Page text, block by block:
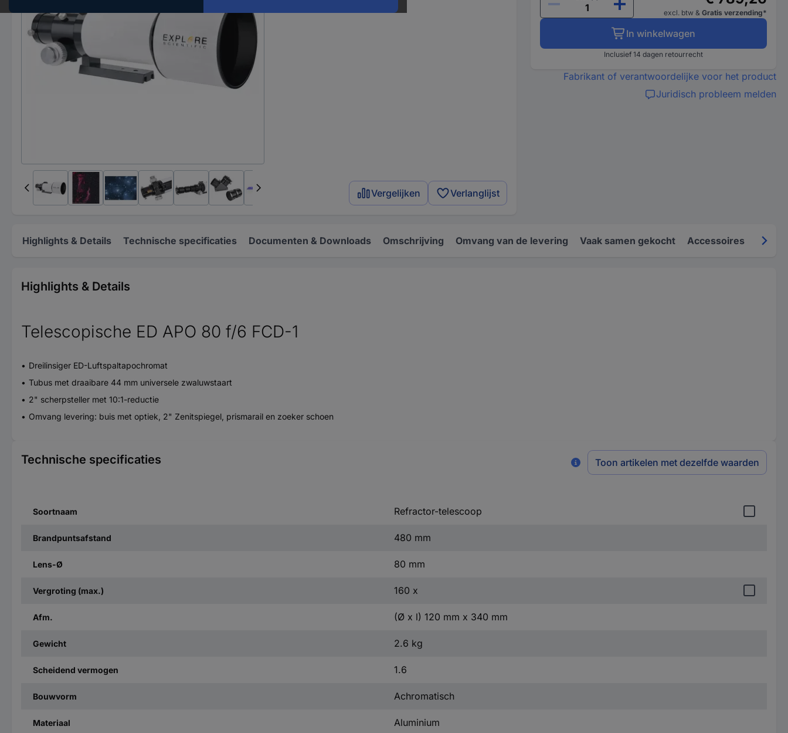
Vergelijken Verlanglijst
excl. btw & Gratis verzending*
In winkelwagen
Inclusief 14 dagen retourrecht
Fabrikant of verantwoordelijke voor het product
Juridisch probleem melden
Highlights & Details Technische specificaties Documenten & Downloads Omschrijving Omvang van de levering Vaak samen gekocht Accessoires
Highlights & Details
Telescopische ED APO 80 f/6 FCD-1
Dreilinsiger ED-Luftspaltapochromat
Tubus met draaibare 44 mm universele zwaluwstaart
2" scherpsteller met 10:1-reductie
Omvang levering: buis met optiek, 2" Zenitspiegel, prismarail en zoeker schoen
Technische specificaties Toon artikelen met dezelfde waarden
Soortnaam Refractor-telescoop
Brandpuntsafstand 480 mm
Lens-Ø 80 mm
Vergroting (max.) 160 x
Afm. (Ø x l) 120 mm x 340 mm
Gewicht 2.6 kg
Scheidend vermogen 1.6
Bouwvorm Achromatisch
Materiaal Aluminium